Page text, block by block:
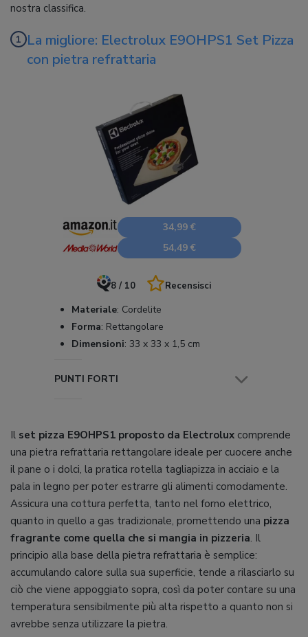
nostra classifica.
La migliore: Electrolux E9OHPS1 Set Pizza
con pietra refrattaria
34,99 €
54,49 €
8 / 10 Recensisci
Materiale: Cordelite
Forma: Rettangolare
Dimensioni: 33 x 33 x 1,5 cm
PUNTI FORTI
Il set pizza E9OHPS1 proposto da Electrolux comprende
una pietra refrattaria rettangolare ideale per cuocere anche
il pane o i dolci, la pratica rotella tagliapizza in acciaio e la
pala in legno per poter estrarre gli alimenti comodamente.
Assicura una cottura perfetta, tanto nel forno elettrico,
quanto in quello a gas tradizionale, promettendo una pizza
fragrante come quella che si mangia in pizzeria. Il
principio alla base della pietra refrattaria è semplice:
accumulando calore sulla sua superficie, tende a rilasciarlo su
ciò che viene appoggiato sopra, così da poter contare su una
temperatura sensibilmente più alta rispetto a quanto non si
avrebbe senza utilizzare la pietra.